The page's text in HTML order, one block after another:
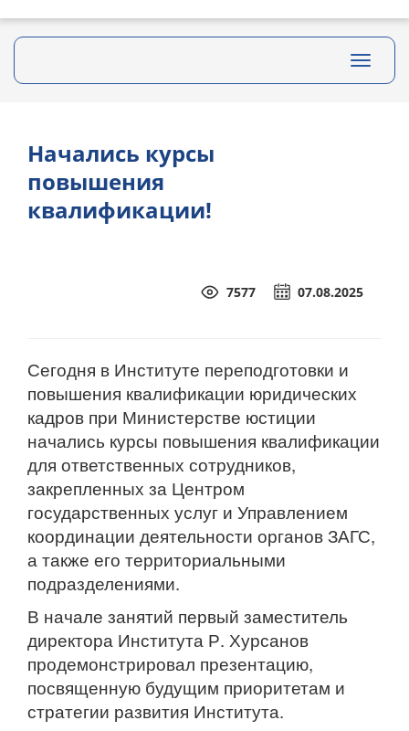
Toggle
Начались курсы
повышения
квалификации!
07.08.2025
7577
Сегодня в Институте переподготовки и
повышения квалификации юридических
кадров при Министерстве юстиции
начались курсы повышения квалификации
для ответственных сотрудников,
закрепленных за Центром
государственных услуг и Управлением
координации деятельности органов ЗАГС,
а также его территориальными
подразделениями.
В начале занятий первый заместитель
директора Института Р. Хурсанов
продемонстрировал презентацию,
посвященную будущим приоритетам и
стратегии развития Института.